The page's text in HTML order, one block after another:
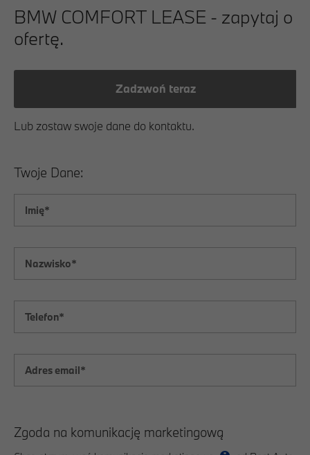
BMW COMFORT LEASE - zapytaj o
ofertę.
Zadzwoń teraz
Lub zostaw swoje dane do kontaktu.
Twoje Dane:
Zgoda na komunikację marketingową